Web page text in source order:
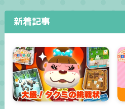
新着記事